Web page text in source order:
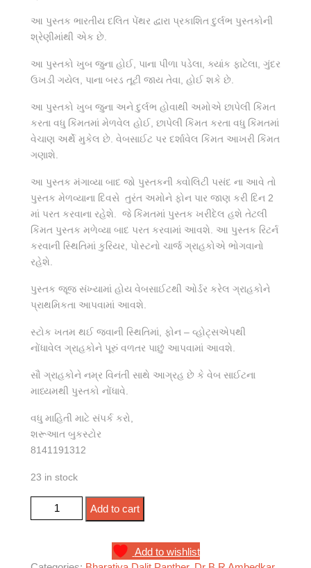
આ પુસ્તક ભારતીય દલિત પેંથર દ્વારા પ્રકાશિત દુર્લભ પુસ્તકોની
શ્રેણીમાંથી એક છે.
આ પુસ્તકો ખુબ જુના હોઈ, પાના પીળા પડેલા, ક્યાંક ફાટેલા, ગુંદર
ઉખડી ગયેલ, પાના બરડ તૂટી જાય તેવા, હોઈ શકે છે.
આ પુસ્તકો ખુબ જુના અને દુર્લભ હોવાથી અમોએ છાપેલી કિંમત
કરતા વધુ કિંમતમાં મેળવેલ હોઈ, છાપેલી કિંમત કરતા વધુ કિંમતમાં
વેચાણ અર્થે મુકેલ છે. વેબસાઈટ પર દર્શાવેલ કિંમત આખરી કિંમત
ગણાશે.
આ પુસ્તક મંગાવ્યા બાદ જો પુસ્તકની ક્વોલિટી પસંદ ના આવે તો
પુસ્તક મેળવ્યાના દિવસે તુરંત અમોને ફોન પાર જાણ કરી દિન 2
માં પરત કરવાના રહેશે. જે કિંમતમાં પુસ્તક ખરીદેલ હશે તેટલી
કિંમત પુસ્તક મળેવ્યા બાદ પરત કરવામાં આવશે. આ પુસ્તક રિટર્ન
કરવાની સ્થિતિમાં કુરિયર, પોસ્ટનો ચાર્જ ગ્રાહકોએ ભોગવાનો
રહેશે.
પુસ્તક જૂજ સંખ્યામાં હોય વેબસાઈટથી ઓર્ડર કરેલ ગ્રાહકોને
પ્રાથમિકતા આપવામાં આવશે.
સ્ટોક ખતમ થઈ જવાની સ્થિતિમાં, ફોન – વ્હોટ્સએપથી
નોંધાવેલ ગ્રાહકોને પૂરું વળતર પાછું આપવામાં આવશે.
સૌ ગ્રાહકોને નમ્ર વિનંતી સાથે આગ્રહ છે કે વેબ સાઈટના
માધ્યમથી પુસ્તકો નોંધાવે.
વધુ માહિતી માટે સંપર્ક કરો,
શરૂઆત બુકસ્ટોર
8141191312
23 in stock
હાથમાં ઝાડુ, માથે મેલું quantity
Add to cart
Add to wishlist